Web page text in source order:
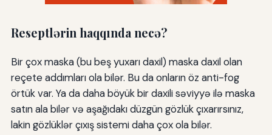
Reseptlərin haqqında necə?
Bir çox maska (bu beş yuxarı daxil) maska daxil olan
reçete addımları ola bilər. Bu da onların öz anti-fog
örtük var. Ya da daha böyük bir daxili səviyyə ilə maska
satın ala bilər və aşağıdakı düzgün gözlük çıxarırsınız,
lakin gözlüklər çıxış sistemi daha çox ola bilər.